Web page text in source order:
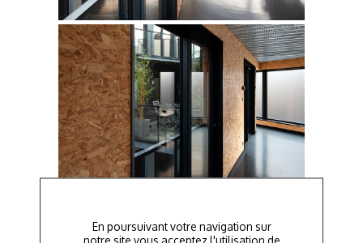
En poursuivant votre navigation sur
notre site vous acceptez l'utilisation de